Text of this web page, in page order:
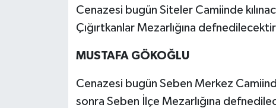
Cenazesi bugün Siteler Camiinde
Çığırtkanlar Mezarlığına
MUSTAFA GÖKOĞLU
Cenazesi bugün Seben Merkez
sonra Seben İlçe Mezarlığına